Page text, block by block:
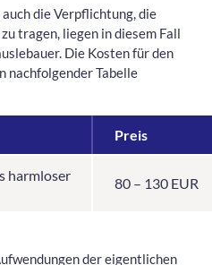
die Verpflichtung, die
tragen, liegen in diesem Fall
Die Kosten für den
nachfolgender Tabelle
Preis
harmloser
80 – 130 EUR
der eigentlichen